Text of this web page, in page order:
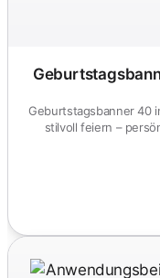
Geburtstagsbanner 40
stilvoll feiern –